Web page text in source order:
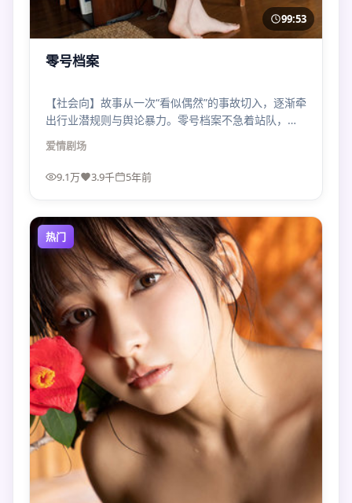
99:53
零号档案
【社会向】故事从一次“看似偶然”的事故切入，逐渐牵
出行业潜规则与舆论暴力。零号档案不急着站队，只
把问题摆在你面前。
爱情剧场
9.1万 3.9千 5年前
热门